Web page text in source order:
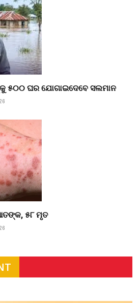
୫୦୦ ଘର ଯୋଗାଇଦେବେ ସଲମାନ
୫୮ ମୃତ